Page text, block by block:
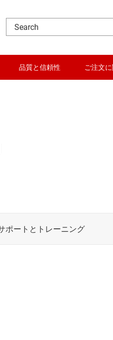
品質と信頼性 ご注文